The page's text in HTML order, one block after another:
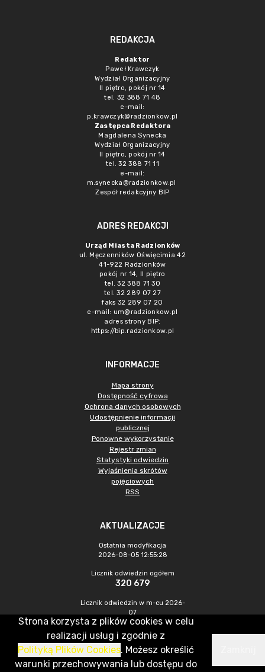
REDAKCJA
Redaktor
Paweł Krawczyk
Wydział Organizacyjny
II piętro, pokój nr 14
tel. 32 388 71 48
e-mail:
p.krawczyk@radzionkow.pl
Zastępca Redaktora
Magdalena Synecka
Wydział Organizacyjny
II piętro, pokój nr 14
tel. 32 388 71 11
e-mail:
m.synecka@radzionkow.pl
Zespół redakcyjny BIP
ADRES REDAKCJI
Urząd Miasta Radzionków
ul. Męczenników Oświęcimia 42
41-922 Radzionków
pokój nr 14, II piętro
tel. 32 388 71 30
tel. 32 289 07 27
faks 32 289 07 20
e-mail: um@radzionkow.pl
adres strony BIP:
https://bip.radzionkow.pl
INFORMACJE
Mapa strony
Dostępność cyfrowa
Ochrona danych osobowych
Udostępnienie informacji
publicznej
Ponowne wykorzystanie
Rejestr zmian
Statystyki odwiedzin
Wyjaśnienia skrótów
pojęciowych
RSS
AKTUALIZACJE
Ostatnia modyfikacja
2026-08-05 12:55:28
Licznik odwiedzin ogółem
320 679
Licznik odwiedzin w m-cu 2026-
07
738
CMS & Hosting: Nefeni Sp. z o.o.
Strona korzysta z plików cookies w celu
realizacji usług i zgodnie z
Polityką Plików Cookies. Możesz określić
warunki przechowywania lub dostępu do